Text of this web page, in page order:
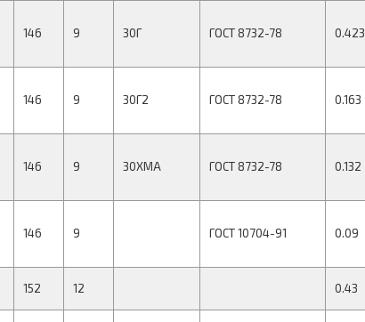
146 9 30Г ГОСТ 8732-78 0.423
146 9 30Г2 ГОСТ 8732-78 0.163
146 9 30ХМА ГОСТ 8732-78 0.132
146 9 ГОСТ 10704-91 0.09
152 12 0.43